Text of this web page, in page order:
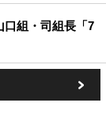
組・司組長「7